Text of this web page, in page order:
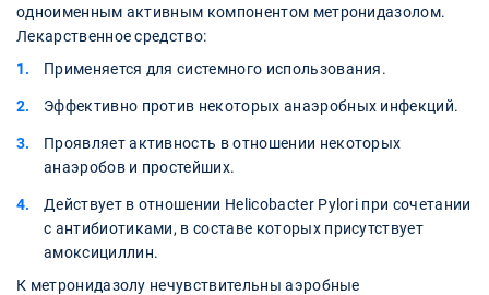
одноименным активным компонентом метронидазолом.
Лекарственное средство:
Применяется для системного использования.
Эффективно против некоторых анаэробных инфекций.
Проявляет активность в отношении некоторых
анаэробов и простейших.
Действует в отношении Helicobacter Pylori при сочетании
с антибиотиками, в составе которых присутствует
амоксициллин.
К метронидазолу нечувствительны аэробные